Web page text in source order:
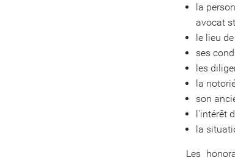
la
avocat
le lieu
ses
les
la
son
l'intérêt
la
Les